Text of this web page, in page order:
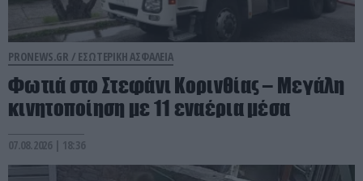
PRONEWS.GR / ΕΣΩΤΕΡΙΚΗ ΑΣΦΑΛΕΙΑ
Φωτιά στο Στεφάνι Κορινθίας – Μεγάλη
κινητοποίηση με 11 εναέρια μέσα
07.08.2026 | 18:36